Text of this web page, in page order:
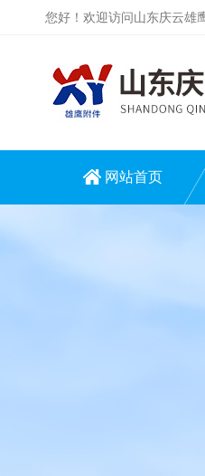
您好！欢迎访问山东庆云雄
网站首页